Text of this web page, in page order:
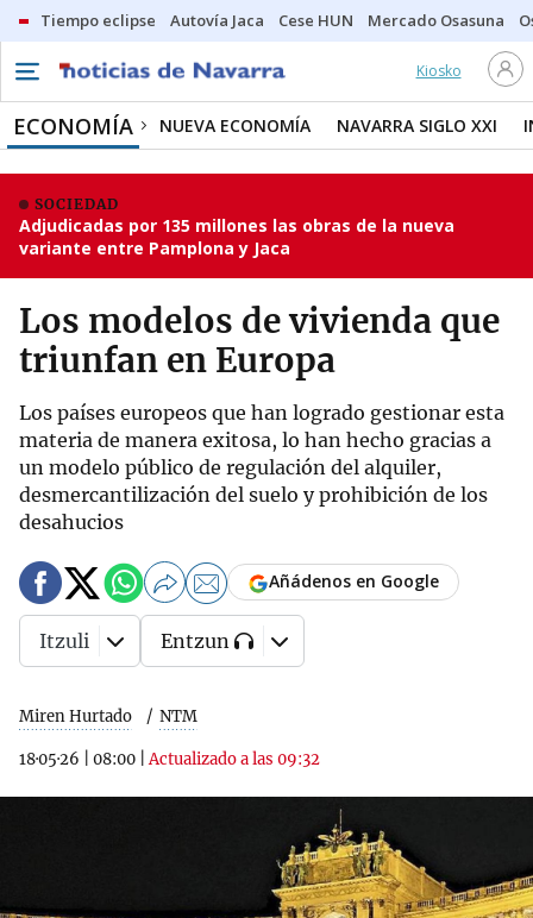
Tiempo eclipse Autovía Jaca Cese HUN Mercado Osasuna
Kiosko
ECONOMÍA NUEVA ECONOMÍA NAVARRA SIGLO XXI
SOCIEDAD
Adjudicadas por 135 millones las obras de la nueva
variante entre Pamplona y Jaca
Los modelos de vivienda que
triunfan en Europa
Los países europeos que han logrado gestionar esta
materia de manera exitosa, lo han hecho gracias a
un modelo público de regulación del alquiler,
desmercantilización del suelo y prohibición de los
desahucios
Miren Hurtado NTM
18·05·26 08:00 |Actualizado a las 09:32
Añádenos en Google
Itzuli Entzun